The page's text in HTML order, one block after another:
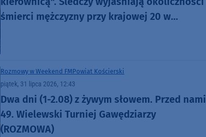
śmierci mężczyzny przy krajowej 20 w
Rozmowy w Weekend FMPowiat Kościerski
piątek, 31 lipca 2026, 12:43
Dwa dni (1-2.08) z żywym słowem. Przed nami
49. Wielewski Turniej Gawędziarzy
(ROZMOWA)